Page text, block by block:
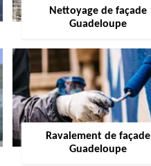
Nettoyage de façade
Guadeloupe
Ravalement de façade
Guadeloupe